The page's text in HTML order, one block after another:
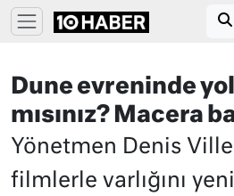
Dune evreninde
mısınız? Macera
Yönetmen Denis
filmlerle varlığını